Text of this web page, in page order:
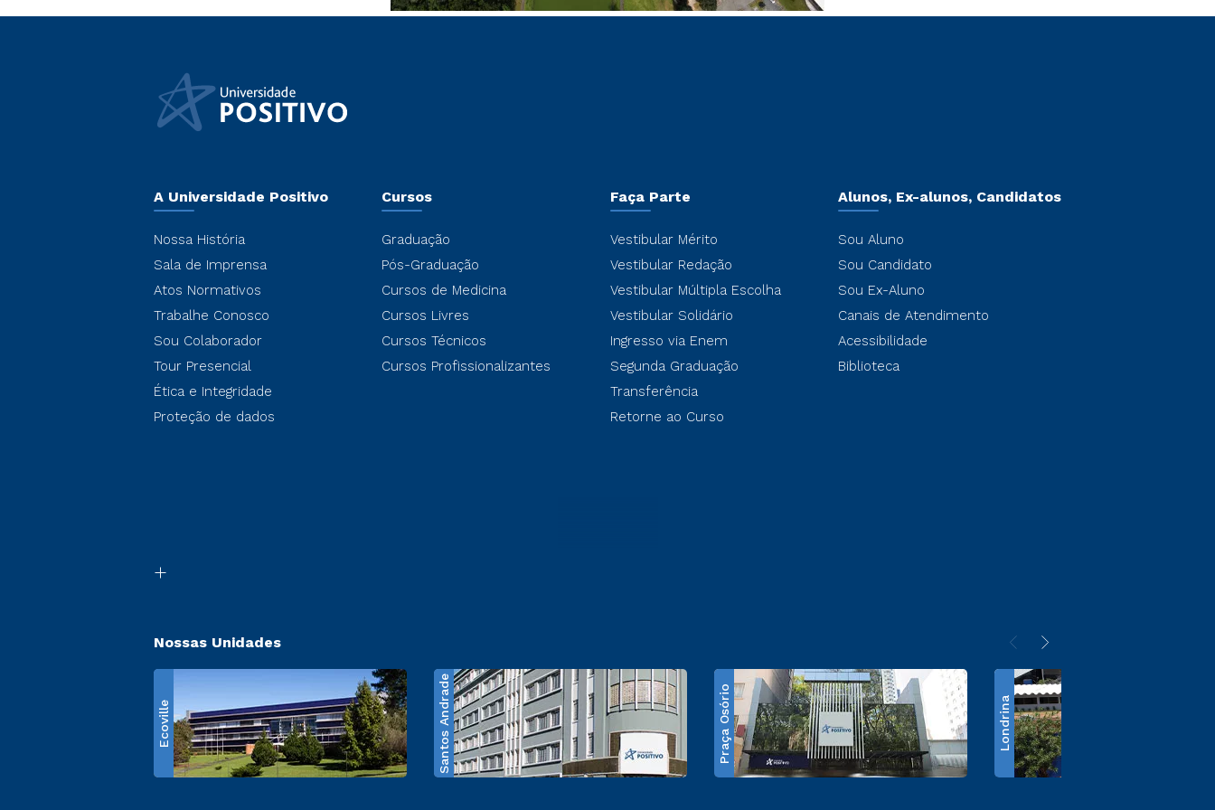
A Universidade Positivo
Nossa História
Sala de Imprensa
Atos Normativos
Trabalhe Conosco
Sou Colaborador
Tour Presencial
Ética e Integridade
Proteção de dados
Cursos
Graduação
Pós-Graduação
Cursos de Medicina
Cursos Livres
Cursos Técnicos
Cursos Profissionalizantes
Faça Parte
Vestibular Mérito
Vestibular Redação
Vestibular Múltipla Escolha
Vestibular Solidário
Ingresso via Enem
Segunda Graduação
Transferência
Retorne ao Curso
Alunos, Ex-alunos, Candidatos
Sou Aluno
Sou Candidato
Sou Ex-Aluno
Canais de Atendimento
Acessibilidade
Biblioteca
Nossas Unidades
Ecoville Santos Andrade Praça Osório Londrina